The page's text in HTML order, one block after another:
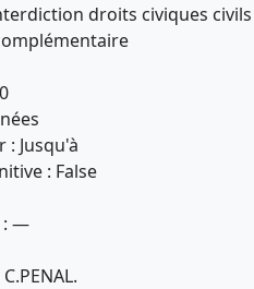
droits civiques
Jusqu'à
: False
: —